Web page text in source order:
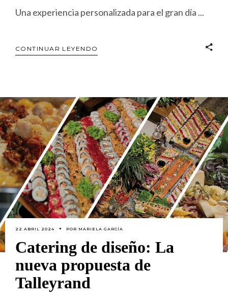
Una experiencia personalizada para el gran día
CONTINUAR LEYENDO
22 ABRIL 2024 POR MARIELA GARCÍA
Catering de diseño: La
nueva propuesta de
Talleyrand